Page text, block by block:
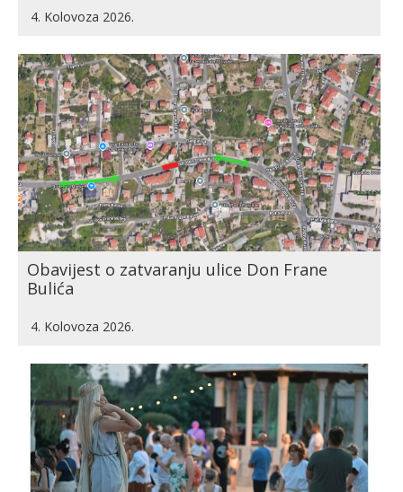
4. Kolovoza 2026.
Obavijest o zatvaranju ulice Don Frane
Bulića
4. Kolovoza 2026.